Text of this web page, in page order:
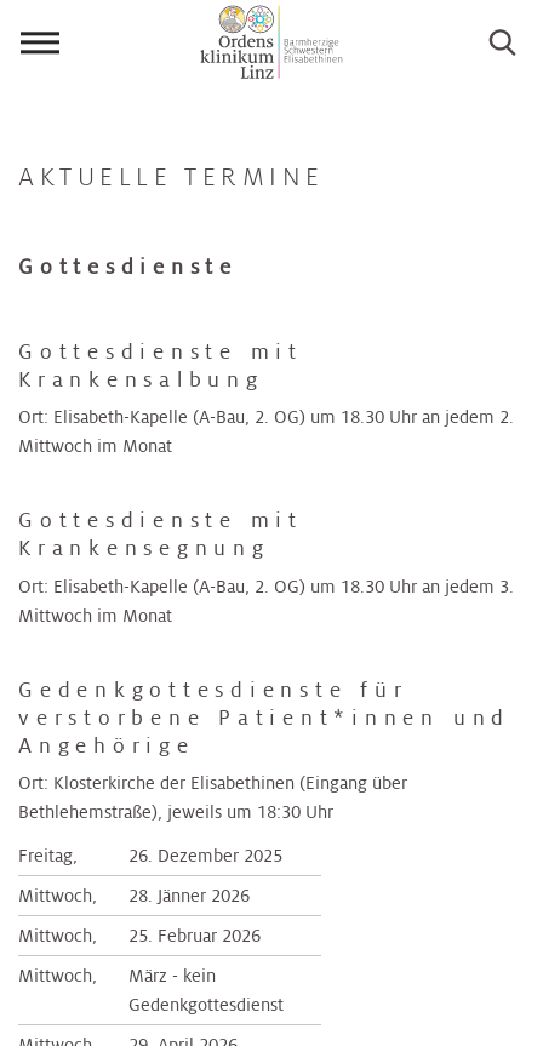
AKTUELLE TERMINE
Gottesdienste
Gottesdienste mit
Krankensalbung
Ort: Elisabeth-Kapelle (A-Bau, 2. OG) um 18.30 Uhr an jedem 2.
Mittwoch im Monat
Gottesdienste mit
Krankensegnung
Ort: Elisabeth-Kapelle (A-Bau, 2. OG) um 18.30 Uhr an jedem 3.
Mittwoch im Monat
Gedenkgottesdienste für
verstorbene Patient*innen und
Angehörige
Ort: Klosterkirche der Elisabethinen (Eingang über
Bethlehemstraße), jeweils um 18:30 Uhr
Freitag,
26. Dezember 2025
Mittwoch,
28. Jänner 2026
Mittwoch,
25. Februar 2026
Mittwoch,
März - kein
Gedenkgottesdienst